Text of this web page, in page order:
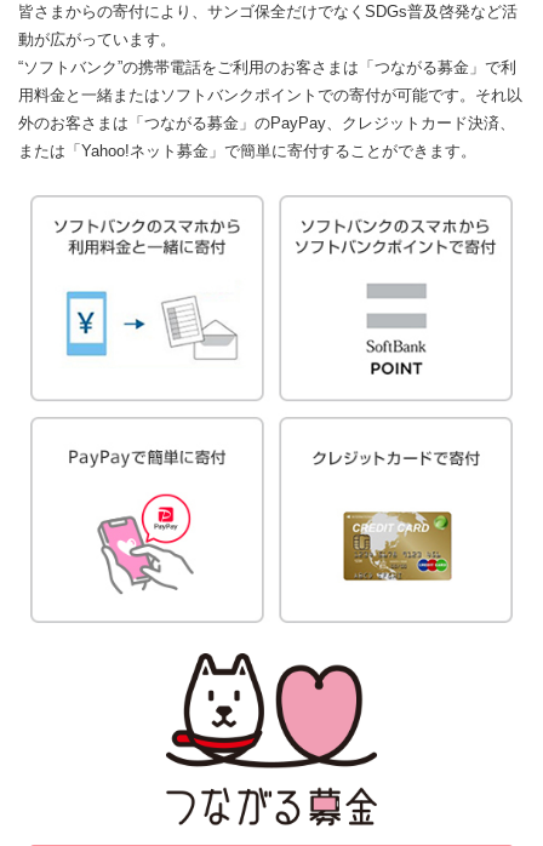
皆さまからの寄付により、サンゴ保全だけでなく SDGs普及啓発など活
動が広がっています。
“ソフトバンク”の携帯電話をご利用のお客さまは「つながる募金」で利
用料金と一緒またはソフトバンクポイントでの寄付が可能です。 それ以
外のお客さまは「つながる募金」のPayPay、クレジットカード決済、
または「Yahoo!ネット募金」で簡単に寄付することができます。